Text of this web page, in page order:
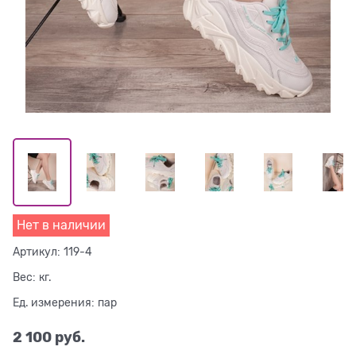
Нет в наличии
Артикул: 119-4
Вес: кг.
Ед. измерения: пар
2 100 руб.